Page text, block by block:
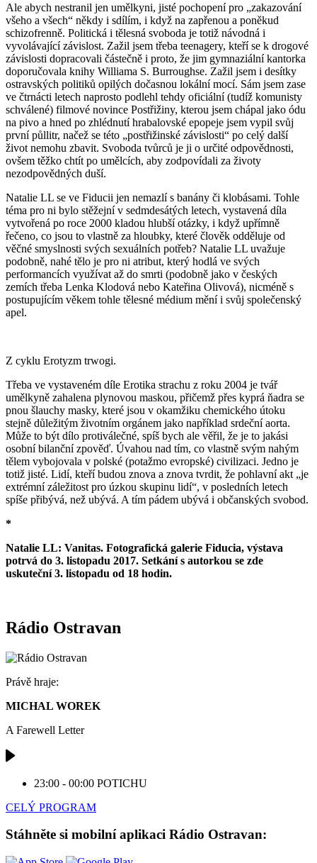
Ale abych nestranil jen umělkyni, jisté pochopení pro „zakazování
všeho a všech“ někdy i sdílím, i když na zapřenou a poněkud
schizofrenně. Politická i tělesná svoboda je totiž návodná i
vyvolávající závislost. Zažil jsem třeba teenagery, kteří se k drogové
závislosti dopracovali částečně i proto, že jim gymnaziální kantorka
doporučovala knihy Williama S. Burroughse. Zažil jsem i desítky
ostravských politiků opilých dočasnou lokální mocí. Sám jsem zase
ve čtrnácti letech naprosto podlehl tehdy oficiální (tudíž komunisty
schválené) filmové novince Postřižiny, kterou jsem chápal jako ódu
na pivo a hned po zhlédnutí hrabalovské epopeje jsem vypil svůj
první půllitr, načež se této „postřižinské závislosti“ po celý další
život nemohu zbavit. Svoboda tvůrců je ji o určité odpovědnosti,
ovšem těžko chtít po umělcích, aby zodpovídali za životy
nezodpovědných duší.
Natalie LL se ve Fiducii jen nemazlí s banány či klobásami. Tohle
téma pro ni bylo stěžejní v sedmdesátých letech, vystavená díla
vytvořená po roce 2000 kladou hlubší otázky, i když upřímně
řečeno, co jsou to vlastně za hloubky, které člověk odděluje od
věčné smyslnosti svých sexuálních potřeb? Natalie LL uvažuje
podobně, nahé tělo je pro ni atribut, který hodlá ve svých
performancích využívat až do smrti (podobně jako v českých
zemích třeba Lenka Klodová nebo Kateřina Olivová), nicméně s
postupujícím věkem tohle tělesné médium mění i svůj společenský
apel.
Z cyklu Erotyzm trwogi.
Třeba ve vystaveném díle Erotika strachu z roku 2004 je tvář
umělkyně zahalena plynovou maskou, přičemž přes kyprá ňadra se
pnou šlauchy masky, které jsou v okamžiku chemického útoku
stejně důležitým životním orgánem jako například srdeční aorta.
Může to být dílo protiválečné, spíš bych ale věřil, že je to jakási
osobní bilanční zpověď. Úvahou nad tím, co vlastně svým nahým
tělem vybojovala v polské (potažmo evropské) civilizaci. Jedno je
totiž jisté. Lidí, kteří budou znova a znova tvrdit, že pohlavní akt „je
extrémní záležitost pro úzkou skupinu lidí“, v posledních letech
spíše přibývá, než ubývá. A tím pádem ubývá i občanských svobod.
*
Natalie LL: Vanitas. Fotografická galerie Fiducia, výstava
potrvá do 3. listopadu 2017. Setkání s autorkou se zde
uskuteční 3. listopadu od 18 hodin.
Rádio Ostravan
Právě hraje:
MICHAL WOREK
A Farewell Letter
23:00 - 00:00 POTICHU
CELÝ PROGRAM
Stáhněte si mobilní aplikaci Rádio Ostravan: